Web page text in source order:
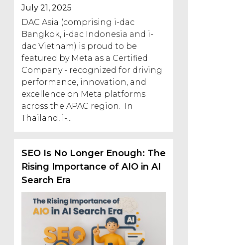
July 21, 2025
DAC Asia (comprising i-dac
Bangkok, i-dac Indonesia and i-
dac Vietnam) is proud to be
featured by Meta as a Certified
Company - recognized for driving
performance, innovation, and
excellence on Meta platforms
across the APAC region. In
Thailand, i-...
SEO Is No Longer Enough: The
Rising Importance of AIO in AI
Search Era